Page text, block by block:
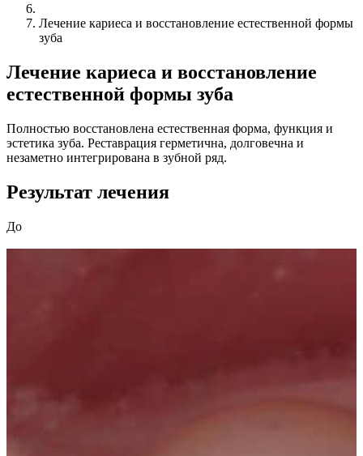
Лечение кариеса и восстановление естественной формы
зуба
Лечение кариеса и восстановление
естественной формы зуба
Полностью восстановлена естественная форма, функция и
эстетика зуба. Реставрация герметична, долговечна и
незаметно интегрирована в зубной ряд.
Результат лечения
До